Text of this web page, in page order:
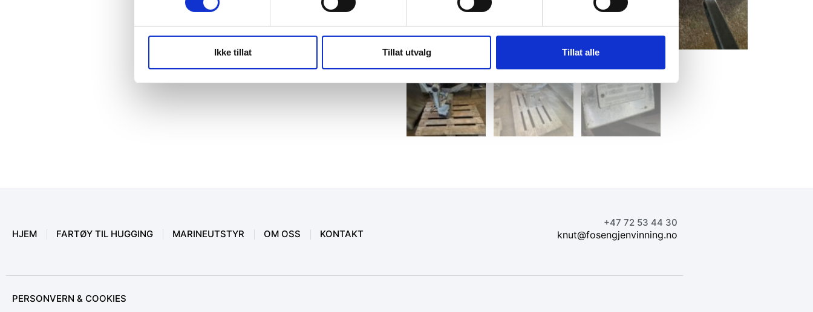
Ikke tillat Tillat utvalg Tillat alle
HJEM FARTØY TIL HUGGING MARINEUTSTYR OM OSS KONTAKT
+47 72 53 44 30
knut@fosengjenvinning.no
PERSONVERN & COOKIES